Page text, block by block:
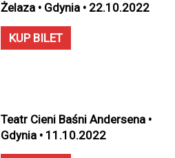
Żelaza • Gdynia • 22.10.2022
KUP BILET
Teatr Cieni Baśni Andersena •
Gdynia • 11.10.2022